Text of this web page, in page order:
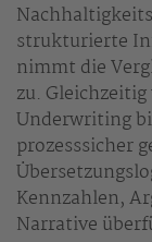
strukturierte
nimmt die
zu.
Underwriting
prozesssicher
Kennzahlen,
Narrative